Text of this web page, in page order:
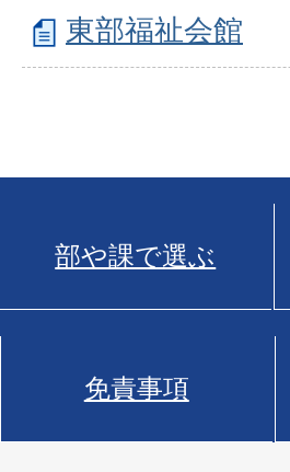
東部福祉会館
部や課で選ぶ
免責事項